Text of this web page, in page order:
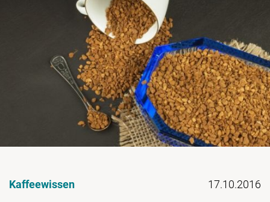
Kaffeewissen 17.10.2016